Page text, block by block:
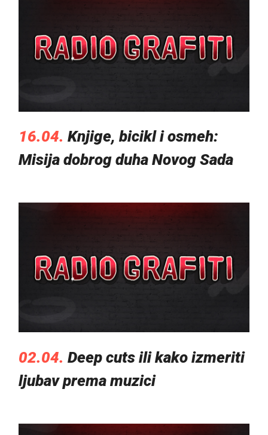
16.04. Knjige, bicikl i osmeh:
Misija dobrog duha Novog Sada
02.04. Deep cuts ili kako izmeriti
ljubav prema muzici